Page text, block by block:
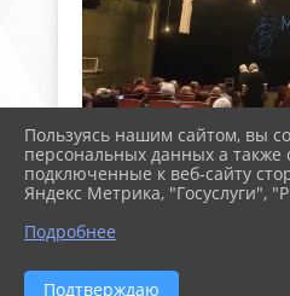
Пользуясь нашим сайтом, вы
персональных данных а также
подключенные к веб-сайту
Яндекс Метрика, "Госуслуги",
Подробнее
Подтверждаю